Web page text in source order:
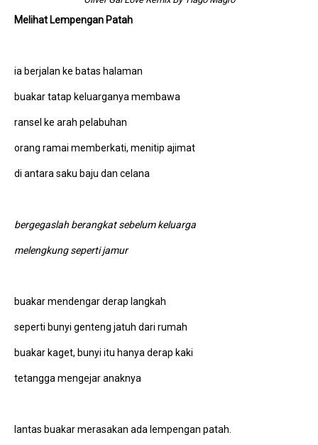
Melihat Lempengan Patah
ia berjalan ke batas halaman
buakar tatap keluarganya membawa
ransel ke arah pelabuhan
orang ramai memberkati, menitip ajimat
di antara saku baju dan celana
bergegaslah berangkat sebelum keluarga
melengkung seperti jamur
buakar mendengar derap langkah
seperti bunyi genteng jatuh dari rumah
buakar kaget, bunyi itu hanya derap kaki
tetangga mengejar anaknya
lantas buakar merasakan ada lempengan patah.